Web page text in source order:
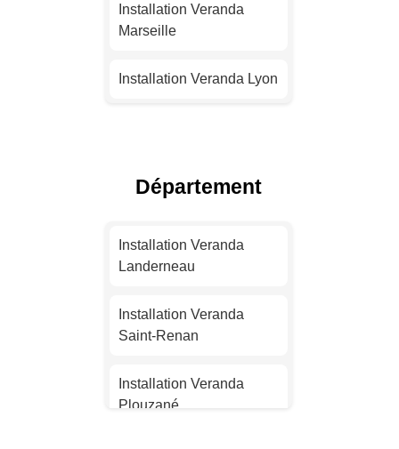
Installation Veranda
Marseille
Installation Veranda Lyon
Installation Veranda Nice
Installation Veranda
Nantes
Installation Veranda
Strasbourg
Installation Veranda
Montpellier
Département
Installation Veranda
Landerneau
Installation Veranda
Saint-Renan
Installation Veranda
Plouzané